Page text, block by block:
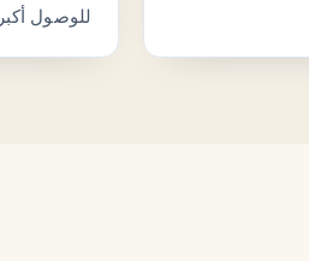
للوصول